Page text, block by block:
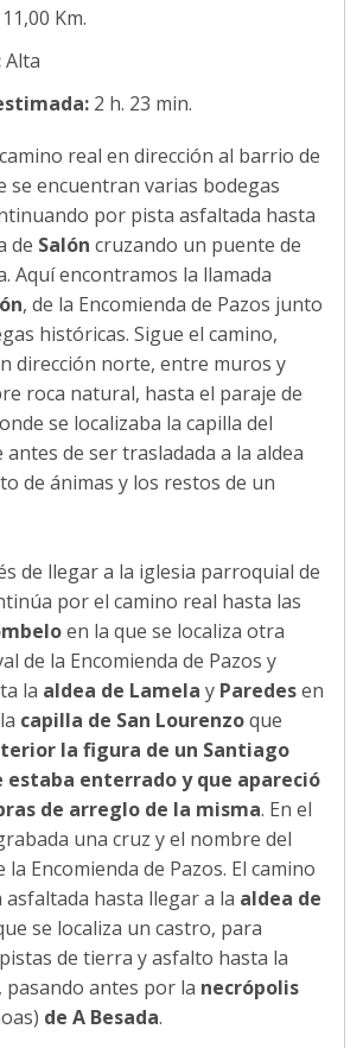
11,00 Km.
Alta
2 h. 23 min.
real en dirección al barrio de
se encuentran varias bodegas
por pista asfaltada hasta
de Salón cruzando un puente de
Aquí encontramos la llamada
, de la Encomienda de Pazos junto
históricas. Sigue el camino,
dirección norte, entre muros y
roca natural, hasta el paraje de
se localizaba la capilla del
de ser trasladada a la aldea
de ánimas y los restos de un
de llegar a la iglesia parroquial de
por el camino real hasta las
en la que se localiza otra
de la Encomienda de Pazos y
la aldea de Lamela y Paredesen
capilla de San Lourenzoque
la figura de un Santiago
estaba enterrado y que apareció
de arreglo de la misma. En el
una cruz y el nombre del
Encomienda de Pazos. El camino
hasta llegar a la aldea de
se localiza un castro, para
de tierra y asfalto hasta la
, pasando antes por la necrópolis
de A Besada.